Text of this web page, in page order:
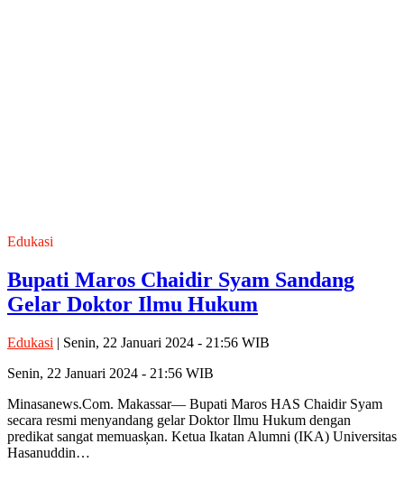
Edukasi
Bupati Maros Chaidir Syam Sandang
Gelar Doktor Ilmu Hukum
Edukasi | Senin, 22 Januari 2024 - 21:56 WIB
Senin, 22 Januari 2024 - 21:56 WIB
Minasanews.Com. Makassar— Bupati Maros HAS Chaidir Syam
secara resmi menyandang gelar Doktor Ilmu Hukum dengan
predikat sangat memuasķan. Ketua Ikatan Alumni (IKA) Universitas
Hasanuddin…